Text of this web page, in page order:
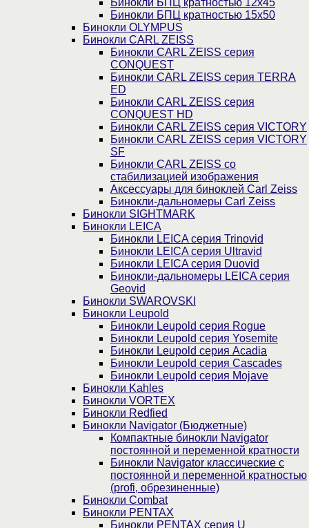
Бинокли БПЦ кратностью 12х45
Бинокли БПЦ кратностью 15х50
Бинокли OLYMPUS
Бинокли CARL ZEISS
Бинокли CARL ZEISS серия
CONQUEST
Бинокли CARL ZEISS серия TERRA
ED
Бинокли CARL ZEISS серия
CONQUEST HD
Бинокли CARL ZEISS серия VICTORY
Бинокли CARL ZEISS серия VICTORY
SF
Бинокли CARL ZEISS со
стабилизацией изображения
Аксессуары для биноклей Carl Zeiss
Бинокли-дальномеры Carl Zeiss
Бинокли SIGHTMARK
Бинокли LEICA
Бинокли LEICA серия Trinovid
Бинокли LEICA серия Ultravid
Бинокли LEICA серия Duovid
Бинокли-дальномеры LEICA серия
Geovid
Бинокли SWAROVSKI
Бинокли Leupold
Бинокли Leupold серия Rogue
Бинокли Leupold серия Yosemite
Бинокли Leupold серия Acadia
Бинокли Leupold серия Cascades
Бинокли Leupold серия Mojave
Бинокли Kahles
Бинокли VORTEX
Бинокли Redfied
Бинокли Navigator (Бюджетные)
Компактные бинокли Navigator
постоянной и переменной кратности
Бинокли Navigator классические с
постоянной и переменной кратностью
(profi, обрезиненные)
Бинокли Combat
Бинокли PENTAX
Бинокли PENTAX серия U